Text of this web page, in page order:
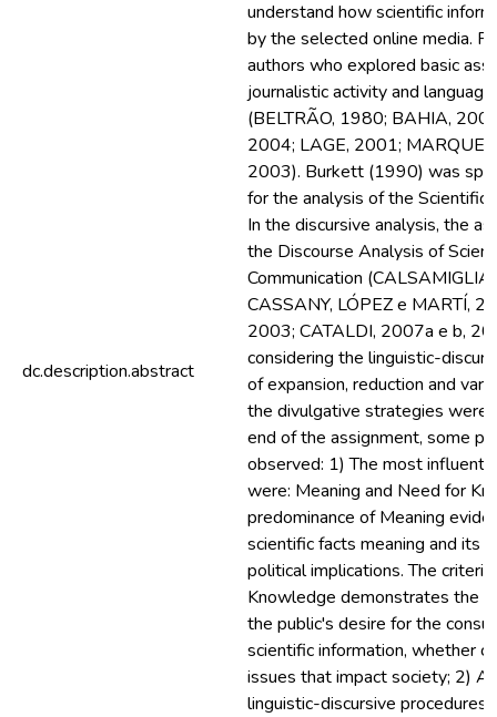
dc.description.abstract
understand how scientific
by the selected online media.
authors who explored basic
journalistic activity and
(BELTRÃO, 1980; BAHIA,
2004; LAGE, 2001;
2003). Burkett (1990) was
for the analysis of the Scientific
In the discursive analysis, the
the Discourse Analysis of
Communication
CASSANY, LÓPEZ e MARTÍ,
2003; CATALDI, 2007a e b,
considering the linguistic-
of expansion, reduction and
the divulgative strategies were
end of the assignment, some
observed: 1) The most
were: Meaning and Need for
predominance of Meaning
scientific facts meaning and its
political implications. The
Knowledge demonstrates the
the public's desire for the
scientific information, whether
issues that impact society; 2)
linguistic-discursive procedures,